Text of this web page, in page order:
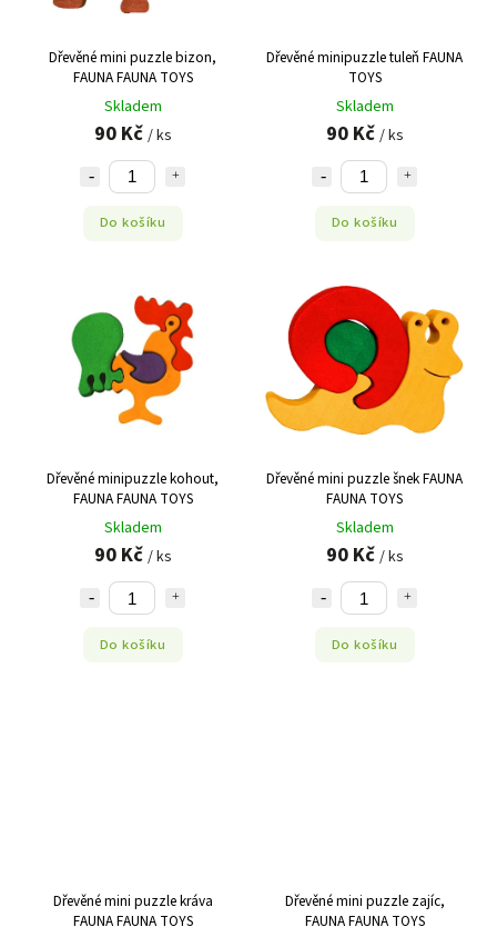
Dřevěné mini puzzle bizon,
FAUNA FAUNA TOYS
Skladem
90 Kč / ks
Do košíku
Dřevěné minipuzzle tuleň FAUNA
TOYS
Skladem
90 Kč / ks
Do košíku
Dřevěné minipuzzle kohout,
FAUNA FAUNA TOYS
Skladem
90 Kč / ks
Do košíku
Dřevěné mini puzzle šnek FAUNA
FAUNA TOYS
Skladem
90 Kč / ks
Do košíku
Dřevěné mini puzzle kráva
FAUNA FAUNA TOYS
Dřevěné mini puzzle zajíc,
FAUNA FAUNA TOYS